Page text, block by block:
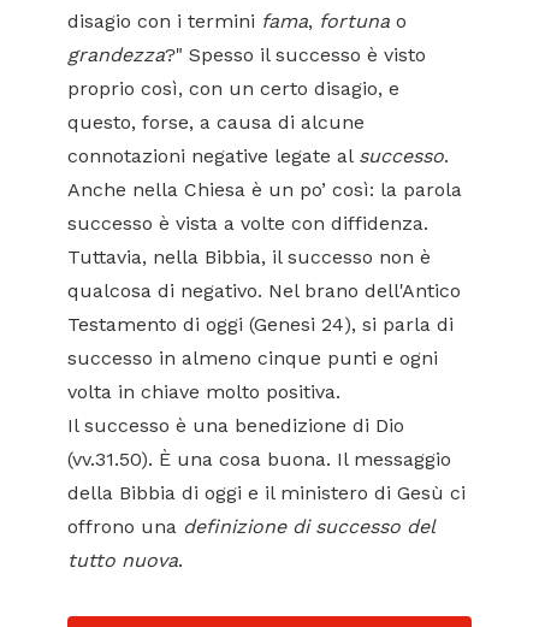
disagio con i termini fama, fortuna o
grandezza?" Spesso il successo è visto
proprio così, con un certo disagio, e
questo, forse, a causa di alcune
connotazioni negative legate al successo.
Anche nella Chiesa è un po’ così: la parola
successo è vista a volte con diffidenza.
Tuttavia, nella Bibbia, il successo non è
qualcosa di negativo. Nel brano dell'Antico
Testamento di oggi (Genesi 24), si parla di
successo in almeno cinque punti e ogni
volta in chiave molto positiva.
Il successo è una benedizione di Dio
(vv.31.50). È una cosa buona. Il messaggio
della Bibbia di oggi e il ministero di Gesù ci
offrono una definizione di successo del
tutto nuova.